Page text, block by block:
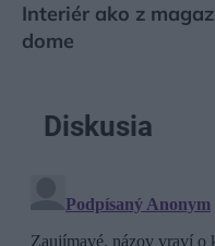
Interiér ako z
dome
Diskusia